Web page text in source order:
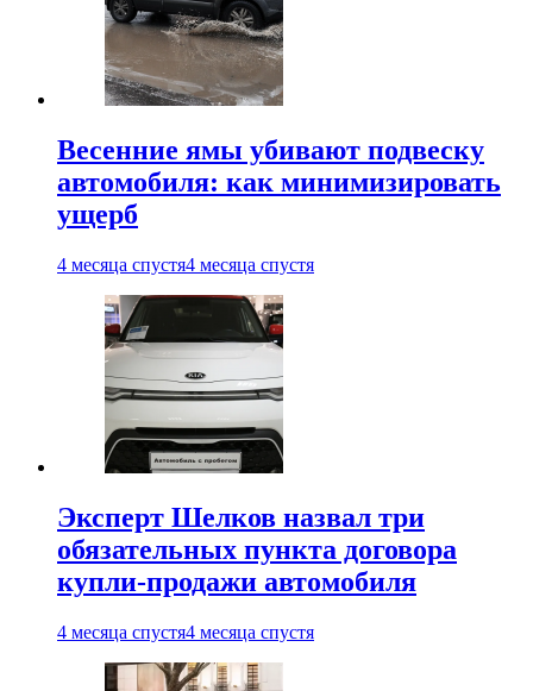
Весенние ямы убивают подвеску
автомобиля: как минимизировать
ущерб
4 месяца спустя4 месяца спустя
Эксперт Шелков назвал три
обязательных пункта договора
купли-продажи автомобиля
4 месяца спустя4 месяца спустя